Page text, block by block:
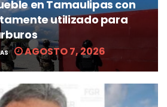
en Tamaulipas con
utilizado para
AGOSTO 7, 2026